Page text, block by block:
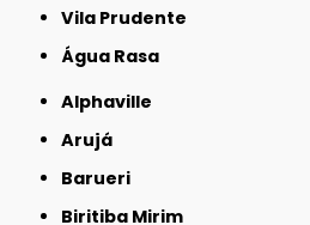
Vila Prudente
Água Rasa
Alphaville
Arujá
Barueri
Biritiba Mirim